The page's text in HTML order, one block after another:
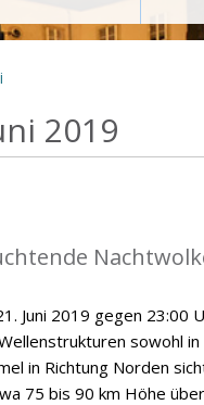
2019
Juni 2019 gegen 23:00
sowohl
in Richtung Norden
75 bis 90 km Höhe